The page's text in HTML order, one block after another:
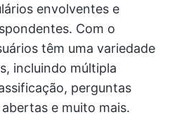
envolventes e
Com o
têm uma variedade
incluindo múltipla
perguntas
e muito mais.